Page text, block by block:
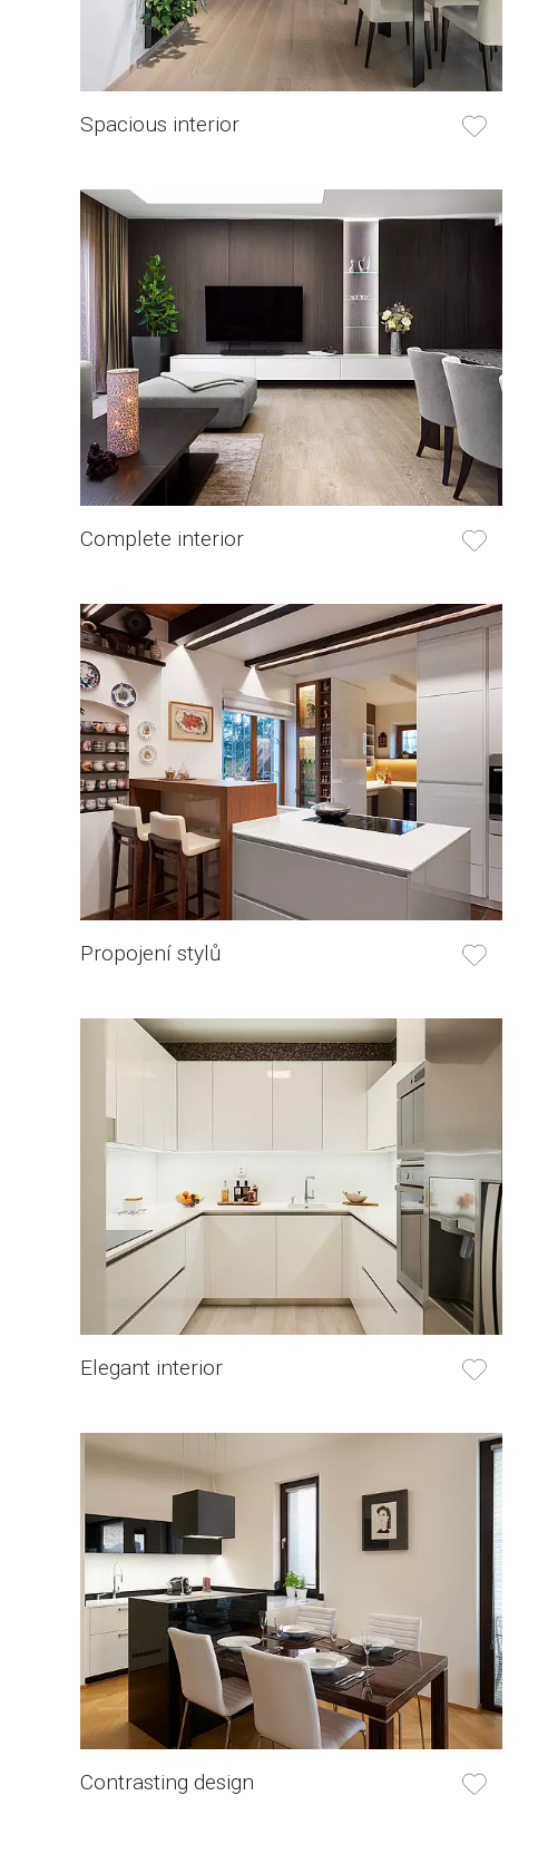
Spacious interior
Complete interior
Propojení stylů
Elegant interior
Contrasting design